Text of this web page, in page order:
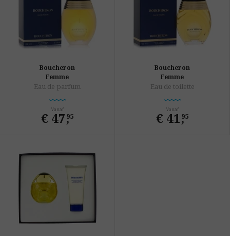
Boucheron
Femme
Eau de parfum
Vanaf
€ 47,
95
Boucheron
Femme
Eau de toilette
Vanaf
€ 41,
95